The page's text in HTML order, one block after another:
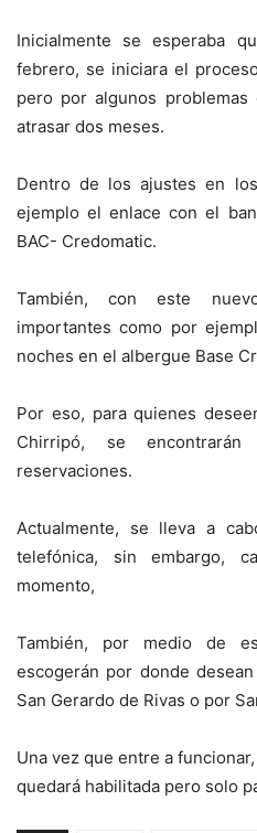
Inicialmente se esperaba
febrero, se iniciara el
pero por algunos
atrasar dos meses.
Dentro de los ajustes en
ejemplo el enlace con el
BAC- Credomatic.
También, con este
importantes como por
noches en el albergue Base
Por eso, para quienes
Chirripó, se
reservaciones.
Actualmente, se lleva a
telefónica, sin embargo,
momento,
También, por medio de
escogerán por donde
San Gerardo de Rivas o por
Una vez que entre a
quedará habilitada pero solo